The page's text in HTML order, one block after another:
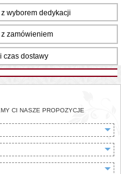
z wyborem dedykacji
z zamówieniem
czas dostawy
CI NASZE PROPOZYCJE